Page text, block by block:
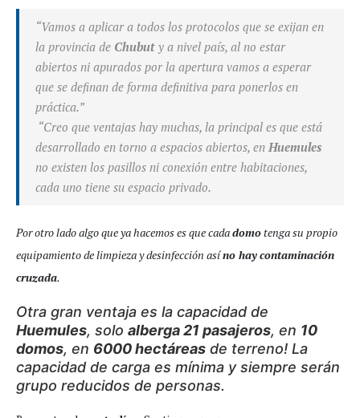
“Vamos a aplicar a todos los protocolos que se exijan en
la provincia de Chubut y a nivel país, al no estar
abiertos ni apurados por la apertura vamos a esperar
que se definan de forma definitiva para ponerlos en
práctica.”
“Creo que ventajas hay muchas, la principal es que está
desarrollado en torno a espacios abiertos, en Huemules
no existen los pasillos ni conexión entre habitaciones,
cada uno tiene su espacio privado.
Por otro lado algo que ya hacemos es que cadadomotenga su propio
equipamiento de limpieza y desinfección asíno haycontaminación
cruzada.
Otra gran ventaja es la capacidad de
Huemules, solo alberga 21 pasajeros, en 10
domos, en 6000 hectáreas de terreno! La
capacidad de carga es mínima y siempre serán
grupo reducidos de personas.